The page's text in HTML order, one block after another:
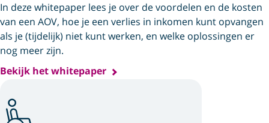
In deze whitepaper lees je over de voordelen en de kosten
van een AOV, hoe je een verlies in inkomen kunt opvangen
als je (tijdelijk) niet kunt werken, en welke oplossingen er
nog meer zijn.
Bekijk het whitepaper